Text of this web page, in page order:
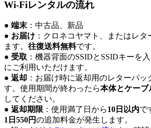
Wi-Fiレンタルの流れ
● 端末 ：中古品、新品
● お届け ：クロネコヤマト、またはレ
ます。 往復送料無料です。
● 受取 ：機器背面のSSIDとSSIDキーを
にご利用いただけます。
● 返却 ：お届け時に返却用のレターパッ
す。使用期間が終わったら本体とケーブ
してください。
● 返却期限 ：使用満了日から10日以内で
1日550円の追加料金が発生します。